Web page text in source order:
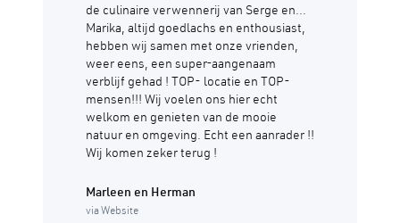
de culinaire verwennerij van Serge en...
Marika, altijd goedlachs en enthousiast,
hebben wij samen met onze vrienden,
weer eens, een super-aangenaam
verblijf gehad ! TOP- locatie en TOP-
mensen!!! Wij voelen ons hier echt
welkom en genieten van de mooie
natuur en omgeving. Echt een aanrader !!
Wij komen zeker terug !
Marleen en Herman
via Website